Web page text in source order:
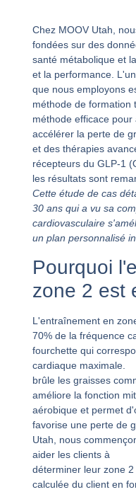
Chez MOOV Utah,
fondées sur des
santé métabolique et
et la performance.
que nous employons
méthode de formation
méthode efficace
accélérer la perte de
et des thérapies
récepteurs du GLP-1
les résultats sont
Cette étude de cas
30 ans qui a vu sa
cardiovasculaire
un plan personnalisé
Pourquoi
zone 2 est
L'entraînement en
70% de la fréquence
fourchette qui
cardiaque maximale.
brûle les graisses
améliore la fonction
aérobique et permet
favorise une perte de
Utah, nous
aider les clients à
déterminer leur zone
calculée du client en